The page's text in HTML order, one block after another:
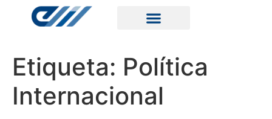
Etiqueta: Política
Internacional